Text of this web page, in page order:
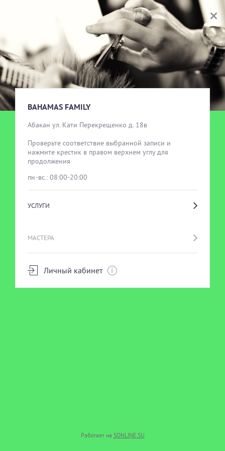
BAHAMAS FAMILY
Абакан ул. Кати Перекрещенко д. 18в
Проверьте соответствие выбранной записи и
нажмите крестик в правом верхнем углу для
продолжения
пн.-вс.: 08:00-20:00
УСЛУГИ
МАСТЕРА
Личный кабинет
Работает на SONLINE.SU
BAHAMAS FAMILY
ВЫБОР УСЛУГИ